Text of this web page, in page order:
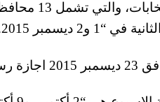
ديسمبر 2015.
الشريف.